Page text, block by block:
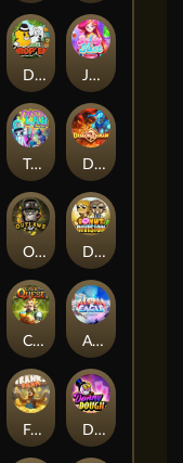
Drop'em Jelly Slice
Twisted Lab Dragon’s Domain
Outlasw Inc Donut Division
Cash Quest Alpha Eagle
Frank's Farm DONNY DOUGH